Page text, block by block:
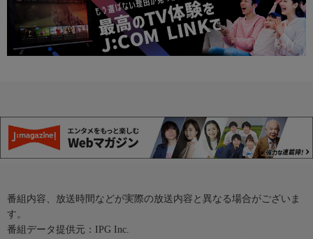
番組内容、放送時間などが実際の放送内容と異なる場合がございま
す。
番組データ提供元：IPG Inc.